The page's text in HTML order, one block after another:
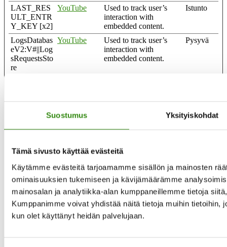
Suostumus Yksityiskohdat
Tämä sivusto käyttää evästeitä
Käytämme evästeitä tarjoamamme sisällön ja mainosten
ominaisuuksien tukemiseen ja kävijämäärämme
mainosalan ja analytiikka-alan kumppaneillemme tietoja
Kumppanimme voivat yhdistää näitä tietoja muihin tietoihin,
kun olet käyttänyt heidän palvelujaan.
LAST_RES
ULT_ENTR
Y_KEY [x2]
YouTube
Used to track user’s
interaction with
embedded content.
Istunto
LogsDatabas
eV2:V#||Log
sRequestsSto
re
YouTube
Used to track user’s
interaction with
embedded content.
Pysyvä
TESTCOO
LED [x2]
YouTube
Used to track user’s
embedded content.
VISITOR_I
NFO1_LIV
E
YouTube
Tries to estimate the
users' bandwidth on
pages with integrated
YouTube videos.
180
YSC YouTube
Registers a unique ID to
keep statistics of what
Istunto